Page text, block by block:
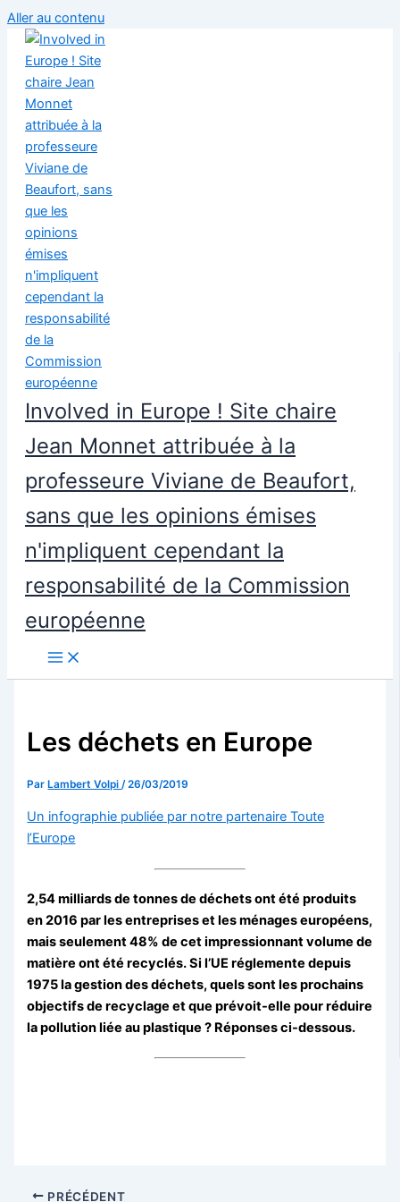
Aller au contenu
Involved in Europe ! Site chaire
Jean Monnet attribuée à la
professeure Viviane de Beaufort,
sans que les opinions émises
n'impliquent cependant la
responsabilité de la Commission
européenne
Les déchets en Europe
Par Lambert Volpi/26/03/2019
Un infographie publiée par notre partenaire Toute
l’Europe
2,54 milliards de tonnes de déchets ont été produits
en 2016 par les entreprises et les ménages européens,
mais seulement 48% de cet impressionnant volume de
matière ont été recyclés. Si l’UE réglemente depuis
1975 la gestion des déchets, quels sont les prochains
objectifs de recyclage et que prévoit-elle pour réduire
la pollution liée au plastique ? Réponses ci-dessous.
PRÉCÉDENT